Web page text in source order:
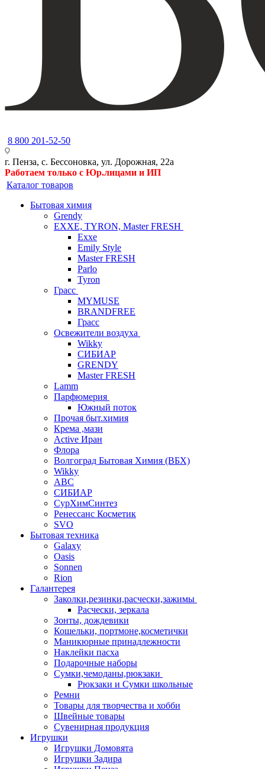
8 800 201-52-50
г. Пенза, с. Бессоновка, ул. Дорожная, 22а
Работаем только с Юр.лицами и ИП
Каталог товаров
Бытовая химия
Grendy
EXXE, TYRON, Master FRESH
Exxe
Emily Style
Master FRESH
Parlo
Tyron
Грасс
MYMUSE
BRANDFREE
Грасс
Освежители воздуха
Wikky
СИБИАР
GRENDY
Master FRESH
Lamm
Парфюмерия
Южный поток
Прочая быт.химия
Крема ,мази
Аctive Иран
Флора
Волгоград Бытовая Химия (ВБХ)
Wikky
АВС
СИБИАР
СурХимСинтез
Ренессанс Косметик
SVO
Бытовая техника
Galaxy
Oasis
Sonnen
Rion
Галантерея
Заколки,резинки,расчески,зажимы
Расчески, зеркала
Зонты, дождевики
Кошельки, портмоне,косметички
Маникюрные принадлежности
Наклейки пасха
Подарочные наборы
Сумки,чемоданы,рюкзаки
Рюкзаки и Сумки школьные
Ремни
Товары для творчества и хобби
Швейные товары
Сувенирная продукция
Игрушки
Игрушки Домовята
Игрушки Задира